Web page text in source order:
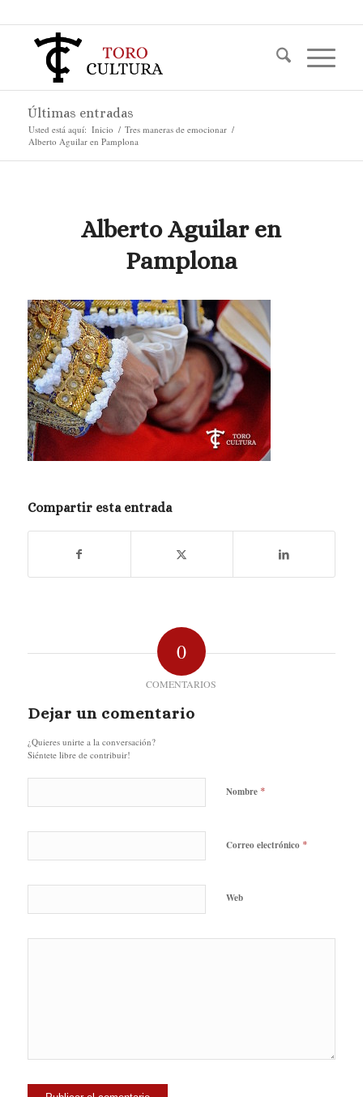
Últimas entradas
Usted está aquí: Inicio / Tres maneras de emocionar /
Alberto Aguilar en Pamplona
Alberto Aguilar en
Pamplona
Compartir esta entrada
0
COMENTARIOS
Dejar un comentario
¿Quieres unirte a la conversación?
Siéntete libre de contribuir!
Nombre *
Correo electrónico *
Web